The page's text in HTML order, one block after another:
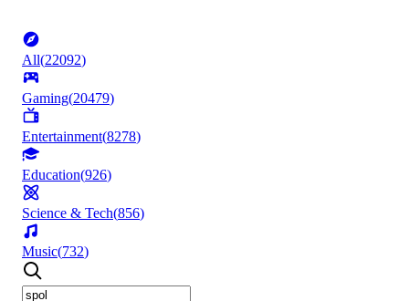
All(22092)
Gaming(20479)
Entertainment(8278)
Education(926)
Science & Tech(856)
Music(732)